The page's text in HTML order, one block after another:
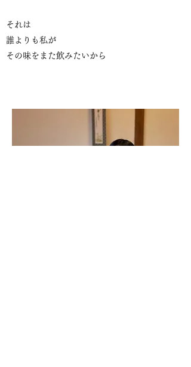
それは
誰よりも私が
その味をまた飲みたいから